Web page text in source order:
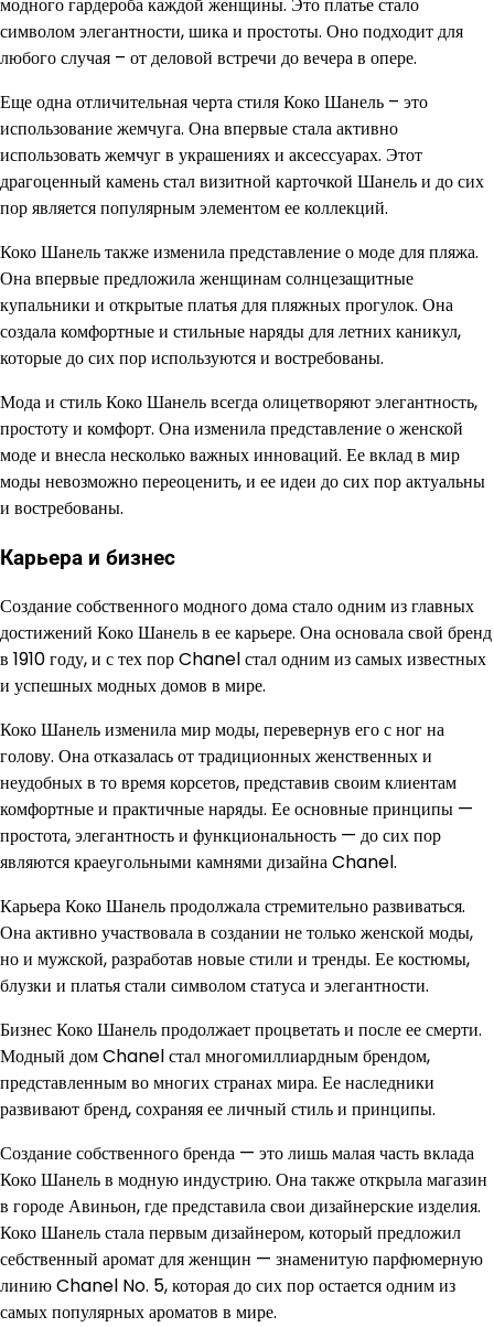
символом элегантности, шика и простоты. Оно подходит для
любого случая – от деловой встречи до вечера в опере.
Еще одна отличительная черта стиля Коко Шанель – это
использование жемчуга. Она впервые стала активно
использовать жемчуг в украшениях и аксессуарах. Этот
драгоценный камень стал визитной карточкой Шанель и до сих
пор является популярным элементом ее коллекций.
Коко Шанель также изменила представление о моде для пляжа.
Она впервые предложила женщинам солнцезащитные
купальники и открытые платья для пляжных прогулок. Она
создала комфортные и стильные наряды для летних каникул,
которые до сих пор используются и востребованы.
Мода и стиль Коко Шанель всегда олицетворяют элегантность,
простоту и комфорт. Она изменила представление о женской
моде и внесла несколько важных инноваций. Ее вклад в мир
моды невозможно переоценить, и ее идеи до сих пор актуальны
и востребованы.
Карьера и бизнес
Создание собственного модного дома стало одним из главных
достижений Коко Шанель в ее карьере. Она основала свой бренд
в 1910 году, и с тех пор Chanel стал одним из самых известных
и успешных модных домов в мире.
Коко Шанель изменила мир моды, перевернув его с ног на
голову. Она отказалась от традиционных женственных и
неудобных в то время корсетов, представив своим клиентам
комфортные и практичные наряды. Ее основные принципы —
простота, элегантность и функциональность — до сих пор
являются краеугольными камнями дизайна Chanel.
Карьера Коко Шанель продолжала стремительно развиваться.
Она активно участвовала в создании не только женской моды,
но и мужской, разработав новые стили и тренды. Ее костюмы,
блузки и платья стали символом статуса и элегантности.
Бизнес Коко Шанель продолжает процветать и после ее смерти.
Модный дом Chanel стал многомиллиардным брендом,
представленным во многих странах мира. Ее наследники
развивают бренд, сохраняя ее личный стиль и принципы.
Создание собственного бренда — это лишь малая часть вклада
Коко Шанель в модную индустрию. Она также открыла магазин
в городе Авиньон, где представила свои дизайнерские изделия.
Коко Шанель стала первым дизайнером, который предложил
себственный аромат для женщин — знаменитую парфюмерную
линию Chanel No. 5, которая до сих пор остается одним из
самых популярных ароматов в мире.